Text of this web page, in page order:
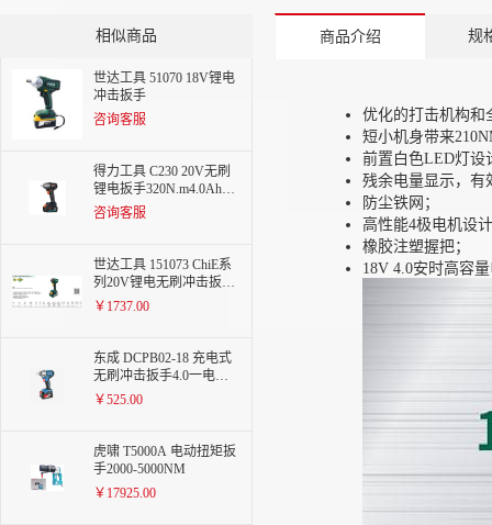
相似商品
世达工具 51070 18V锂电
冲击扳手
咨询客服
得力工具 C230 20V无刷
锂电扳手320N.m4.0Ah两
电一充
咨询客服
世达工具 151073 ChiE系
列20V锂电无刷冲击扳手
400N.m
￥1737.00
东成 DCPB02-18 充电式
无刷冲击扳手4.0一电一
充
￥525.00
虎啸 T5000A 电动扭矩扳
手2000-5000NM
￥17925.00
商品介绍 规
优化的打击机构和
短小机身带来
前置白色LED灯设
残余电量显示，有
防尘铁网；
高性能4极电机设
橡胶注塑握把；
18V 4.0安时高容